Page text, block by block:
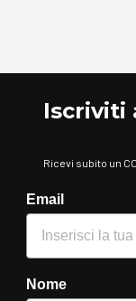
Iscriviti
Ricevi subito un
Email
Nome